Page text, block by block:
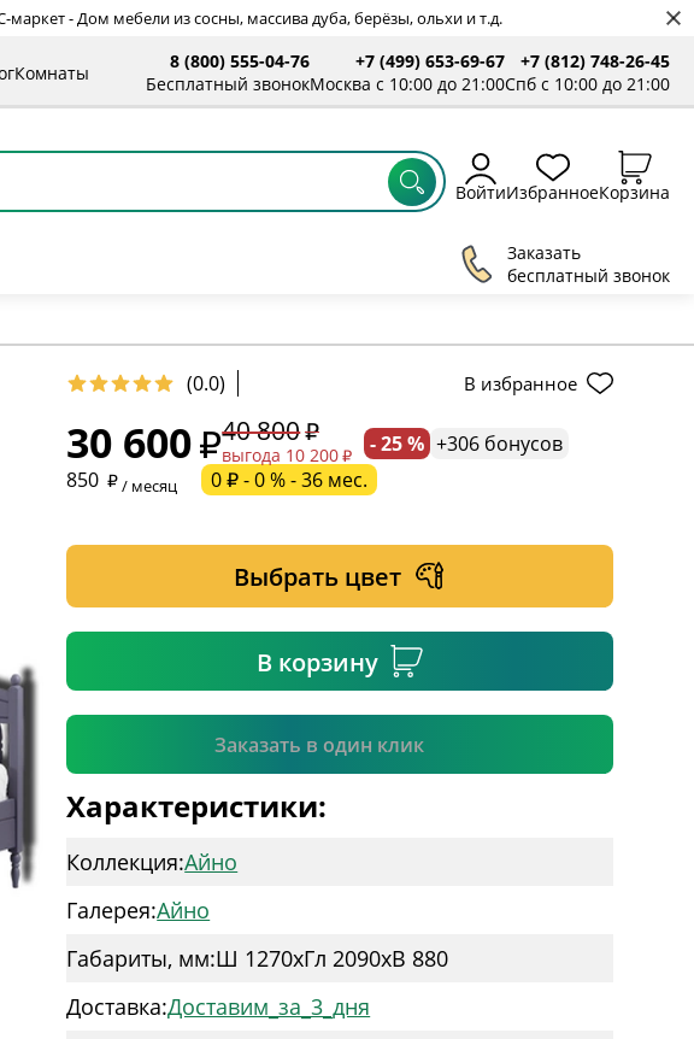
маркет - Дом мебели из сосны, массива дуба, берёзы, ольхи и т.д.
Комнаты
8 (800) 555-04-76
Бесплатный звонок
+7 (499) 653-69-67
Москва с 10:00 до 21:00
+7 (812) 748-26-45
Спб с 10:00 до 21:00
ВойтиИзбранноеКорзина
Заказать
бесплатный звонок
(0.0) В избранное
30 600 40 800
выгода 10 200 - 25 % +306 бонусов
850
/ месяц 0 ₽ - 0 % - 36 мес.
Выбрать цвет
В корзину
Заказать в один клик
* обязательное поле
* необязательное поле
Подтвердить
Характеристики:
Коллекция:Айно
Галерея:Айно
Габариты, мм:Ш 1270xГл 2090xВ 880
Доставка:Доставим_за_3_дня